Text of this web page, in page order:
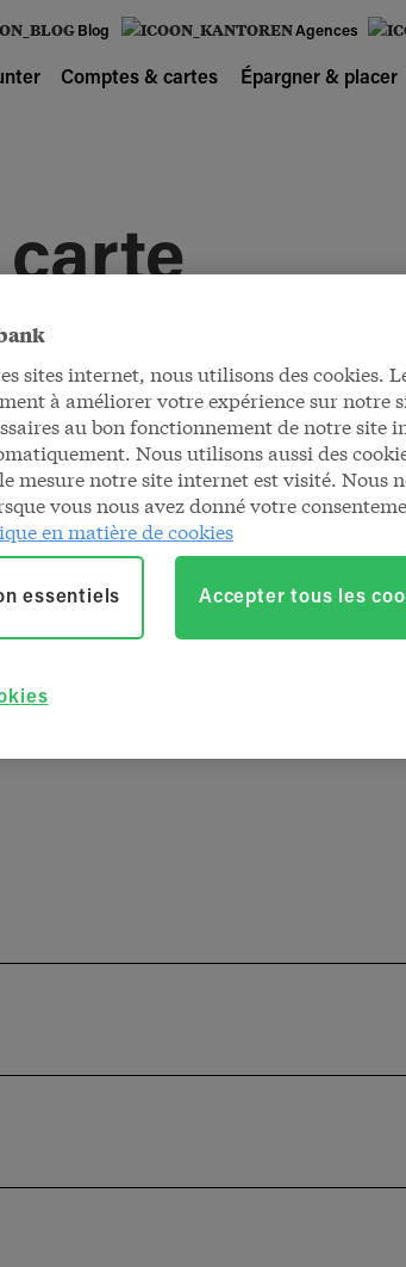
Comptes & cartes Épargner & placer
Blog Agences
carte
sites internet, nous utilisons des cookies.
à améliorer votre expérience sur notre
au bon fonctionnement de notre site
Nous utilisons aussi des
mesure notre site internet est visité. Nous
vous nous avez donné votre
en matière de cookies
essentiels Accepter tous les